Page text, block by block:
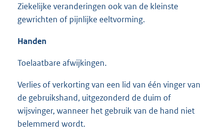
Ziekelijke veranderingen ook van de kleinste
gewrichten of pijnlijke eeltvorming.
Handen
Toelaatbare afwijkingen.
Verlies of verkorting van een lid van één vinger van
de gebruikshand, uitgezonderd de duim of
wijsvinger, wanneer het gebruik van de hand niet
belemmerd wordt.